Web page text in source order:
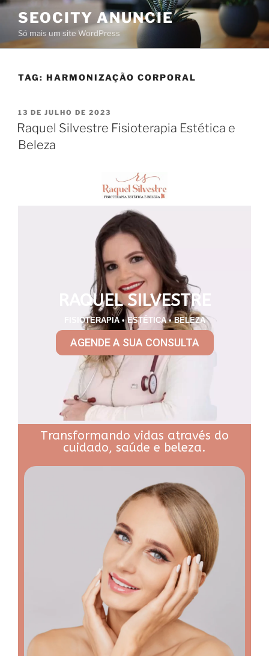
SEOCITY ANUNCIE
Só mais um site WordPress
TAG: HARMONIZAÇÃO CORPORAL
13 DE JULHO DE 2023
Raquel Silvestre Fisioterapia Estética e
Beleza
AGENDE A SUA CONSULTA
RAQUEL SILVESTRE
FISIOTERAPIA • ESTÉTICA • BELEZA
Transformando vidas através do
cuidado, saúde e beleza.